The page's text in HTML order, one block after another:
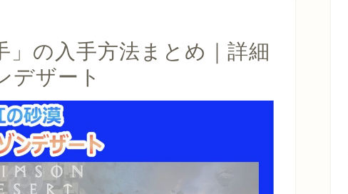
」の入手方法まとめ｜詳細
デザート